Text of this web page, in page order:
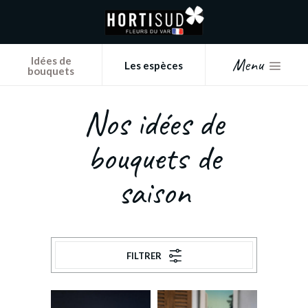
Idées de
bouquets
Les espèces Menu
Nos idées de
bouquets de
saison
FILTRER